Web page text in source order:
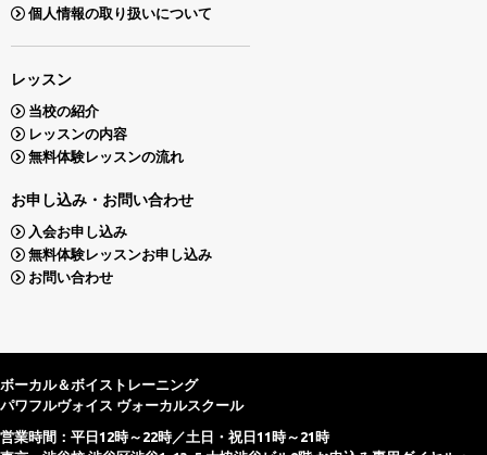
個人情報の取り扱いについて
レッスン
当校の紹介
レッスンの内容
無料体験レッスンの流れ
お申し込み・お問い合わせ
入会お申し込み
無料体験レッスンお申し込み
お問い合わせ
ボーカル＆ボイストレーニング
パワフルヴォイス ヴォーカルスクール
営業時間：平日12時～22時／土日・祝日11時～21時